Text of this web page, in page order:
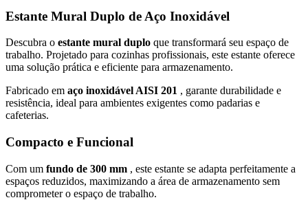
Estante Mural Duplo de Aço Inoxidável
Descubra o estante mural duplo que transformará seu espaço de
trabalho. Projetado para cozinhas profissionais, este estante oferece
uma solução prática e eficiente para armazenamento.
Fabricado em aço inoxidável AISI 201 , garante durabilidade e
resistência, ideal para ambientes exigentes como padarias e
cafeterias.
Compacto e Funcional
Com um fundo de 300 mm , este estante se adapta perfeitamente a
espaços reduzidos, maximizando a área de armazenamento sem
comprometer o espaço de trabalho.